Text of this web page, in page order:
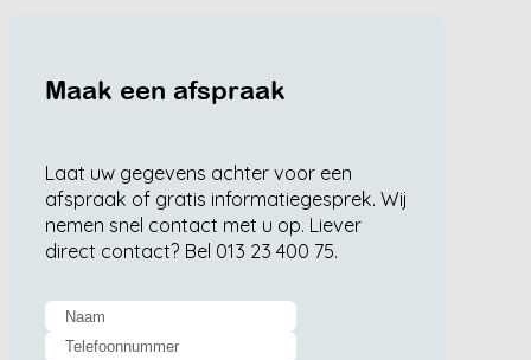
Maak een afspraak
Laat uw gegevens achter voor een
afspraak of gratis informatiegesprek. Wij
nemen snel contact met u op. Liever
direct contact? Bel 013 23 400 75.